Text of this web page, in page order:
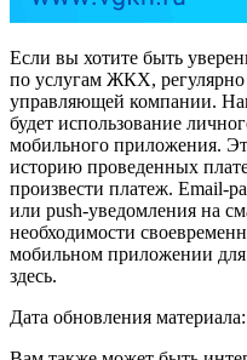
Если вы хотите быть
по услугам ЖКХ,
управляющей компании.
будет использование
мобильного приложения.
историю проведенных
произвести платеж. Email-
или push-уведомления на
необходимости
мобильном приложении
здесь.
Дата обновления